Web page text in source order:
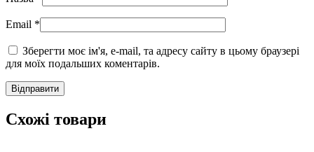
Email *
Зберегти моє ім'я, e-mail, та адресу сайту в цьому браузері
для моїх подальших коментарів.
Схожі товари